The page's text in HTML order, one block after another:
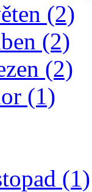
(2)
(2)
(2)
(1)
(1)